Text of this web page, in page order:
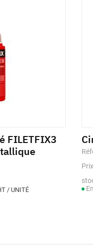
FILETFIX3
/ UNITÉ